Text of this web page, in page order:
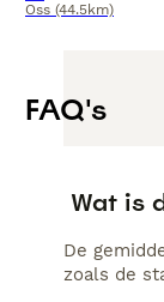
Oss (44.5km)
FAQ's
Wat is
De
zoals de